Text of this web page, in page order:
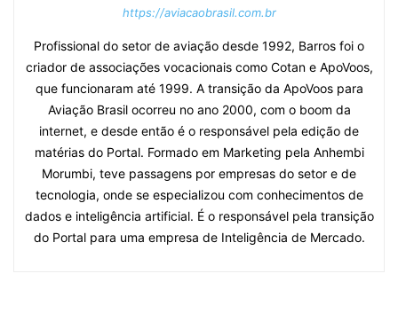
https://aviacaobrasil.com.br
Profissional do setor de aviação desde 1992, Barros foi o
criador de associações vocacionais como Cotan e ApoVoos,
que funcionaram até 1999. A transição da ApoVoos para
Aviação Brasil ocorreu no ano 2000, com o boom da
internet, e desde então é o responsável pela edição de
matérias do Portal. Formado em Marketing pela Anhembi
Morumbi, teve passagens por empresas do setor e de
tecnologia, onde se especializou com conhecimentos de
dados e inteligência artificial. É o responsável pela transição
do Portal para uma empresa de Inteligência de Mercado.